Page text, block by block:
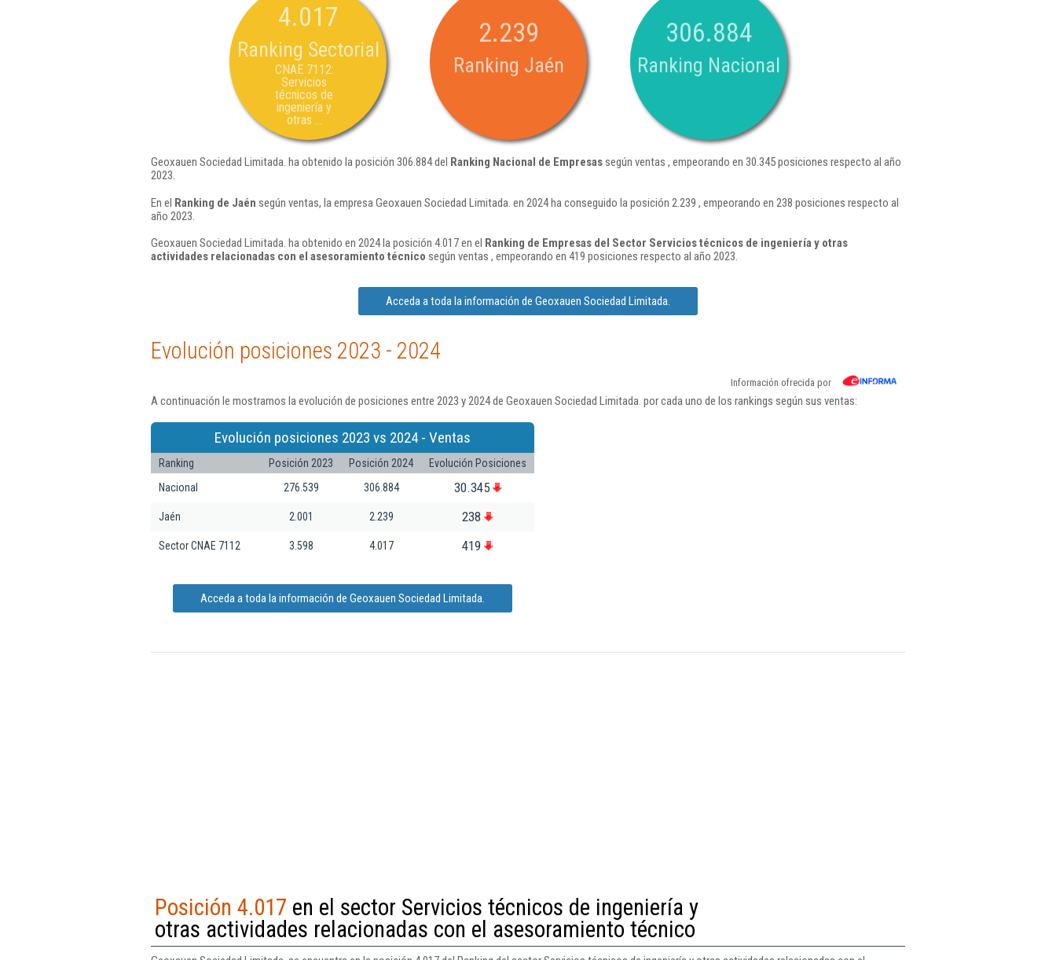
4.017
Ranking Sectorial
CNAE 7112:
Servicios
técnicos de
ingeniería y
otras ...
2.239
Ranking Jaén
306.884
Ranking Nacional
Geoxauen Sociedad Limitada. ha obtenido la posición 306.884 del Ranking Nacional de Empresassegún ventas , empeorando en 30.345 posiciones respecto al año
2023.
En el Ranking de Jaén según ventas, la empresa Geoxauen Sociedad Limitada. en 2024 ha conseguido la posición 2.239 , empeorando en 238 posiciones respecto al
año 2023.
Geoxauen Sociedad Limitada. ha obtenido en 2024 la posición 4.017 en el Ranking de Empresas del Sector Servicios técnicos de ingeniería y otras
actividades relacionadas con el asesoramiento técnico según ventas , empeorando en 419 posiciones respecto al año 2023.
Acceda a toda la información de Geoxauen Sociedad Limitada.
Evolución posiciones 2023 - 2024
Información ofrecida por
A continuación le mostramos la evolución de posiciones entre 2023 y 2024 de Geoxauen Sociedad Limitada. por cada uno de los rankings según sus ventas:
Evolución posiciones 2023 vs 2024 - Ventas
Ranking Posición 2023 Posición 2024
Evolución Posiciones
Nacional
276.539 306.884 30.345
Jaén 2.001 2.239 238
Sector CNAE 7112 3.598 4.017 419
Acceda a toda la información de Geoxauen Sociedad Limitada.
Posición 4.017 en el sector Servicios técnicos de ingeniería y
otras actividades relacionadas con el asesoramiento técnico